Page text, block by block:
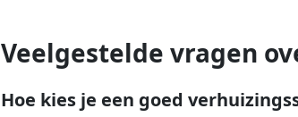
Veelgestelde vragen
Hoe kies je een goed